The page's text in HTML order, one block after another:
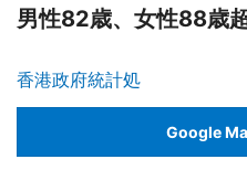
男性82歳、女性88歳
香港政府統計処
Google